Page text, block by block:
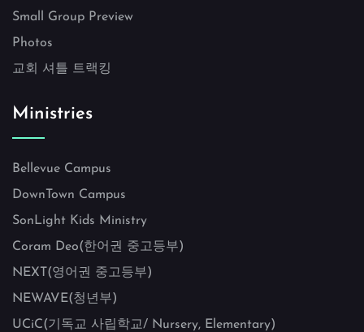
Small Group Preview
Photos
교회 셔틀 트랙킹
Ministries
Bellevue Campus
DownTown Campus
SonLight Kids Ministry
Coram Deo(한어권 중고등부)
NEXT(영어권 중고등부)
NEWAVE(청년부)
UCiC(기독교 사립학교/ Nursery, Elementary)